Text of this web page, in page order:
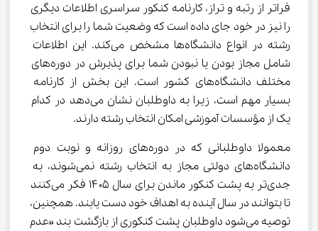
فراتر از رتبه و تراز، کارنامه کنکور سراسری اطلاعات دیگری
را نیز در خود جای داده است که وضعیت شما را برای انتخاب
رشته در انواع دانشگاه‌ها مشخص می‌کند. این اطلاعات
شامل مجاز بودن یا نبودن شما برای پذیرش در دوره‌های
مختلف دانشگاه‌های کشور است. این بخش از کارنامه
بسیار مهم است، زیرا به داوطلبان نشان می‌دهد در کدام
یک از مؤسسات آموزشی امکان انتخاب رشته دارند.
معمولا داوطلبانی که در دوره‌های روزانه و نوبت دوم
دانشگاه‌های دولتی مجاز به انتخاب رشته نمی‌شوند، به
جدی‌تر به پشت کنکور ماندن برای سال ۱۴۰۵ فکر می‌کنند
تا بتوانند در سال آینده به اهداف خود دست یابند. همچنین،
توصیه می‌شود داوطلبان پشت کنکوری از بازگشت بند «عدم